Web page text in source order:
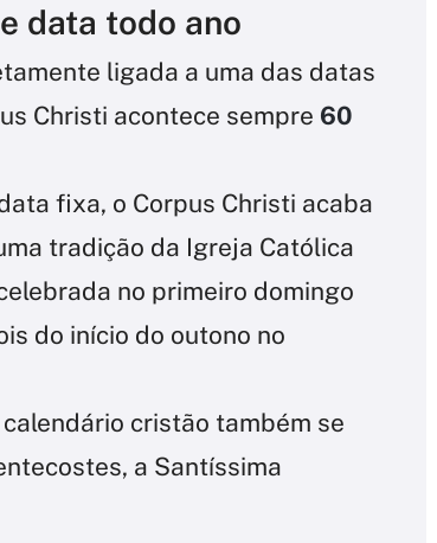
data todo ano
ligada a uma das datas
Christi acontece sempre 60
fixa, o Corpus Christi acaba
tradição da Igreja Católica
no primeiro domingo
do início do outono no
cristão também se
a Santíssima